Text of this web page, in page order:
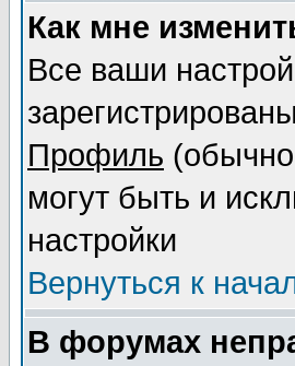
Как мне
Все ваши
Профиль
могут быть и
настройки
Вернуться к
В форумах